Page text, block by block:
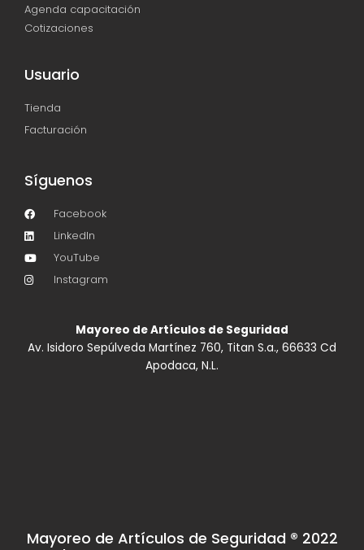
Agenda capacitación
Cotizaciones
Usuario
Tienda
Facturación
Síguenos
Facebook
LinkedIn
YouTube
Instagram
Mayoreo de Artículos de Seguridad
Av. Isidoro Sepúlveda Martínez 760, Titan S.a., 66633 Cd
Apodaca, N.L.
Mayoreo de Artículos de Seguridad ® 2022